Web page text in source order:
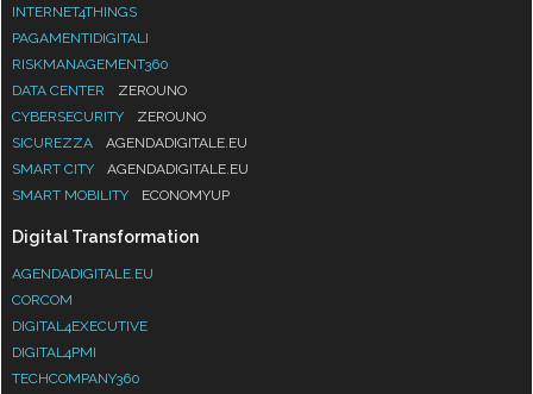
INTERNET4THINGS
PAGAMENTIDIGITALI
RISKMANAGEMENT360
DATA CENTER
ZEROUNO
CYBERSECURITY
ZEROUNO
SICUREZZA
AGENDADIGITALE.EU
SMART CITY
AGENDADIGITALE.EU
SMART MOBILITY
ECONOMYUP
Digital Transformation
AGENDADIGITALE.EU
CORCOM
DIGITAL4EXECUTIVE
DIGITAL4PMI
TECHCOMPANY360